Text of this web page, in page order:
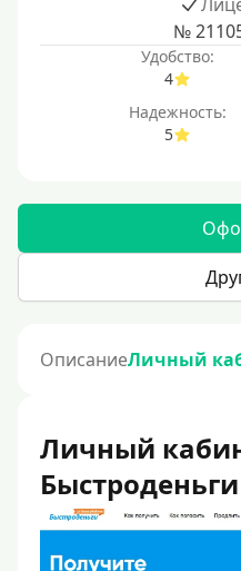
№
Удобство:
4
Надежность:
5
ОписаниеЛичный
Личный
Быстроденьги